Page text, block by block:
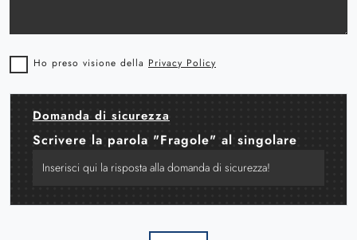
Ho preso visione della Privacy Policy
Domanda di sicurezza
Scrivere la parola "Fragole" al singolare